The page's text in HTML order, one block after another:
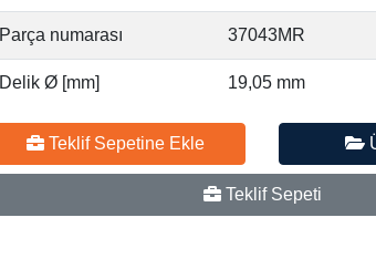
Parça numarası 37043MR
Delik Ø [mm] 19,05 mm
Teklif Sepetine Ekle
Teklif Sepeti